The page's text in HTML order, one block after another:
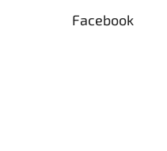
Facebook